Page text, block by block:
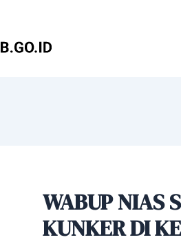
WABUP NIAS
KUNKER DI
navigation